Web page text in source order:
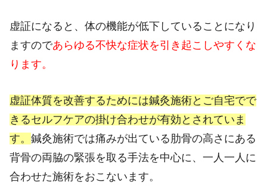
虚証になると、体の機能が低下していることになり
ますのであらゆる不快な症状を引き起こしやすくな
ります。
虚証体質を改善するためには鍼灸施術とご自宅でで
きるセルフケアの掛け合わせが有効とされていま
す。 鍼灸施術では痛みが出ている肋骨の高さにある
背骨の両脇の緊張を取る手法を中心に、一人一人に
合わせた施術をおこないます。